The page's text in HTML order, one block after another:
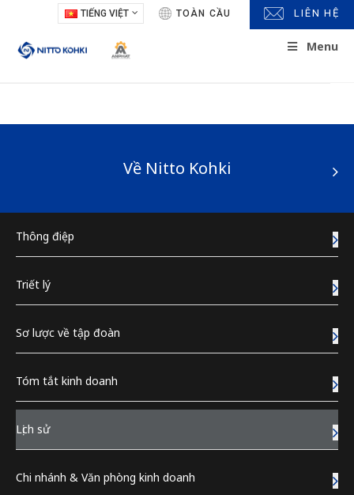
TIẾNG VIỆT TOÀN CẦU LIÊN HỆ
Menu
Về Nitto Kohki
Thông điệp
Triết lý
Sơ lược về tập đoàn
Tóm tắt kinh doanh
Lịch sử
Chi nhánh & Văn phòng kinh doanh
Lịch sử
1980's
1990's